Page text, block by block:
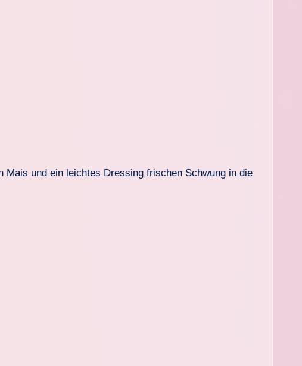
und ein leichtes Dressing frischen Schwung in die